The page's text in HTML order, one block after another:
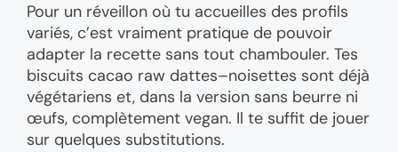
Pour un réveillon où tu accueilles des profils
variés, c’est vraiment pratique de pouvoir
adapter la recette sans tout chambouler. Tes
biscuits cacao raw dattes–noisettes sont déjà
végétariens et, dans la version sans beurre ni
œufs, complètement vegan. Il te suffit de jouer
sur quelques substitutions.